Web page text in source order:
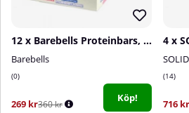
12 x Barebells Proteinbars, 55 g (Strawberry Sundae)
Barebells
0
269 kr360 kr
Köp!
14
716 kr